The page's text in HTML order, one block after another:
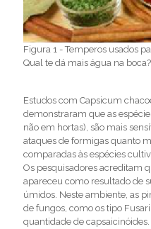
Figura 1 - Temperos usados
Qual te dá mais água na boca?
Estudos com Capsicum
demonstraram que as
não em hortas), são mais
ataques de formigas quanto
comparadas às espécies
Os pesquisadores acreditam
apareceu como resultado de
úmidos. Neste ambiente, as
de fungos, como os tipo
quantidade de